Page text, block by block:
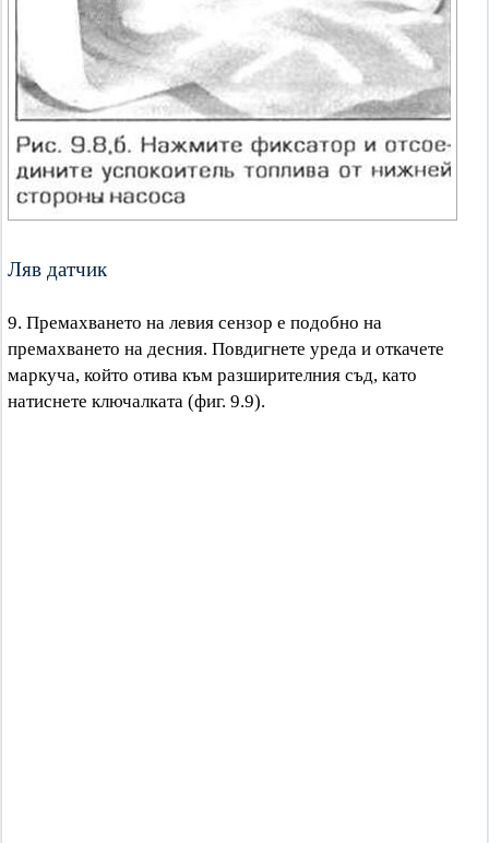
Ляв датчик
9. Премахването на левия сензор е подобно на
премахването на десния. Повдигнете уреда и откачете
маркуча, който отива към разширителния съд, като
натиснете ключалката (фиг. 9.9).